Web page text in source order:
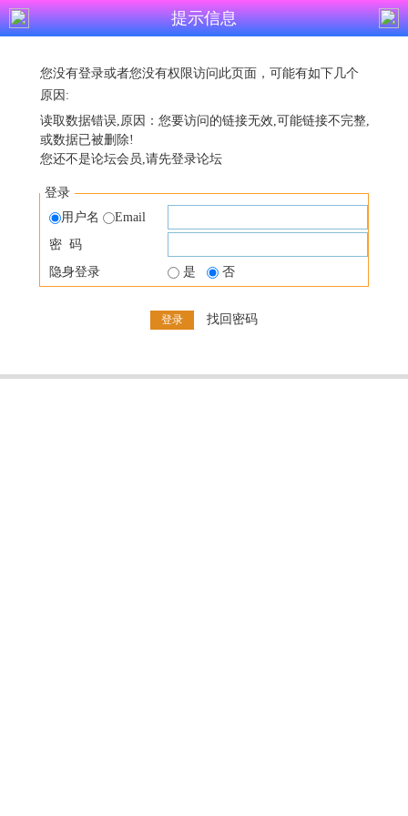
提示信息
您没有登录或者您没有权限访问此页面，可能有如下几个
原因:
读取数据错误,原因：您要访问的链接无效,可能链接不完整,
或数据已被删除!
您还不是论坛会员,请先登录论坛
登录
用户名
Email
密 码
隐身登录
是 否
找回密码